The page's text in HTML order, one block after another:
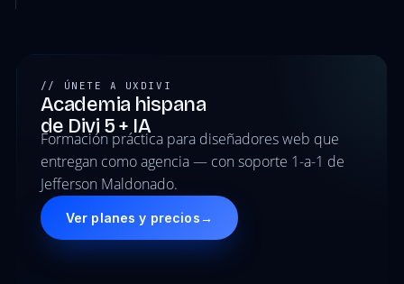
// ÚNETE A UXDIVI
Academia hispana
de Divi 5 + IA
Formación práctica para diseñadores web que
entregan como agencia — con soporte 1-a-1 de
Jefferson Maldonado.
Ver planes y precios→